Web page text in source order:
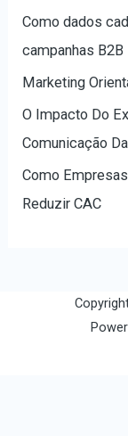
:
Como dados
campanhas B2B
Marketing
O Impacto Do
Comunicação
Como
Reduzir CAC